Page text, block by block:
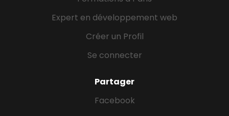
Expert en développement web
Créer un Profil
Se connecter
Partager
Facebook